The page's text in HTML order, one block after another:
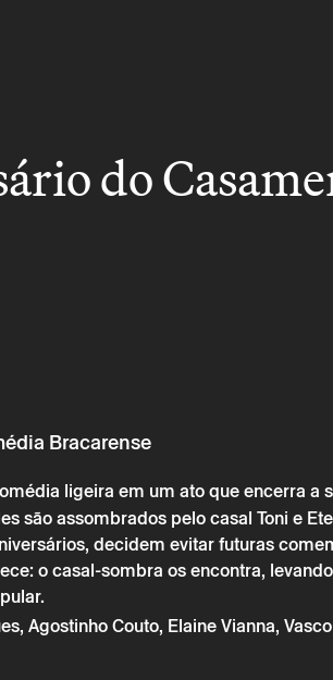
do
Bracarense
ligeira em um ato que encerra a
são assombrados pelo casal Toni e
decidem evitar futuras
o casal-sombra os encontra,
Agostinho Couto, Elaine Vianna,